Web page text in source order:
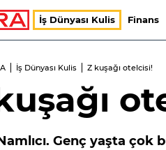
İş Dünyası Kulis Finans
İş Dünyası Kulis Z kuşağı otelcisi!
Genç yaşta çok